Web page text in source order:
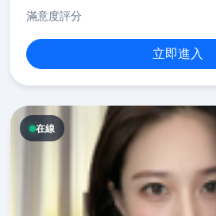
滿意度評分
立即進入
在線